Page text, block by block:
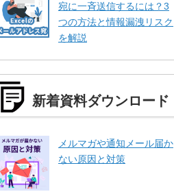
宛に一斉送信するには？3
つの方法と情報漏洩リスク
を解説
新着資料ダウンロード
メルマガや通知メール届か
ない原因と対策